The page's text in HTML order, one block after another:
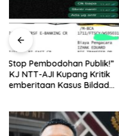
Mentan Amran Janji Banjiri
Alor dengan Bibit, Traktor
dan Pompa Air untuk Tekan